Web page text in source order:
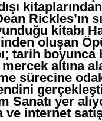
Rickles’ın
kitabı
oluşan
tarih
altına
sürecine
Sanatı yer
ve internet